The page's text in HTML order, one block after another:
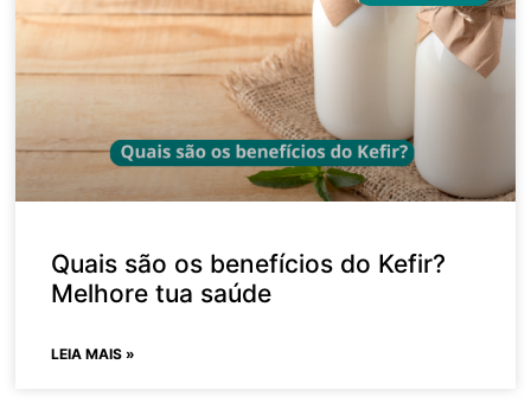
Quais são os benefícios do Kefir?
Melhore tua saúde
LEIA MAIS »